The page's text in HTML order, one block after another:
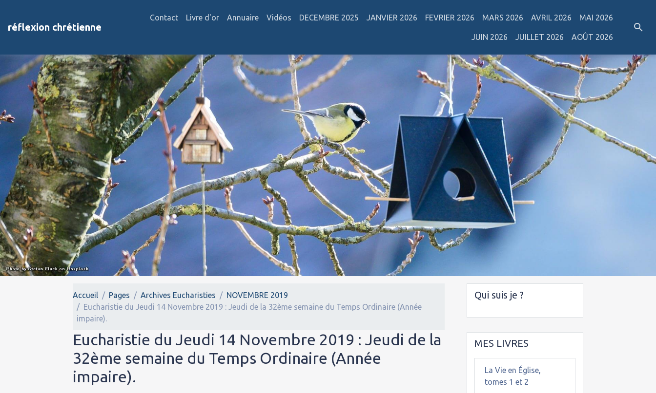
réflexion chrétienne
Contact Livre d'or Annuaire Vidéos DECEMBRE 2025 JANVIER 2026 FEVRIER 2026 MARS 2026 AVRIL 2026 MAI 2026
JUIN 2026 JUILLET 2026 AOÛT 2026
Accueil Pages Archives Eucharisties
NOVEMBRE 2019
Eucharistie du Jeudi 14 Novembre 2019 : Jeudi de la 32ème semaine du Temps Ordinaire (Année
impaire).
Eucharistie du Jeudi 14 Novembre 2019 : Jeudi de la
32ème semaine du Temps Ordinaire (Année
impaire).
Qui suis je ?
MES LIVRES
La Vie en Église,
tomes 1 et 2